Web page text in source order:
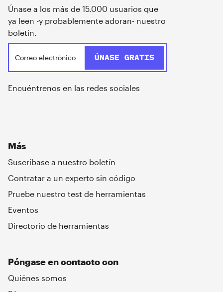
Únase a los más de 15.000 usuarios que
ya leen -y probablemente adoran- nuestro
boletín.
Encuéntrenos en las redes sociales
Más
Suscríbase a nuestro boletín
Contratar a un experto sin código
Pruebe nuestro test de herramientas
Eventos
Directorio de herramientas
Póngase en contacto con
Quiénes somos